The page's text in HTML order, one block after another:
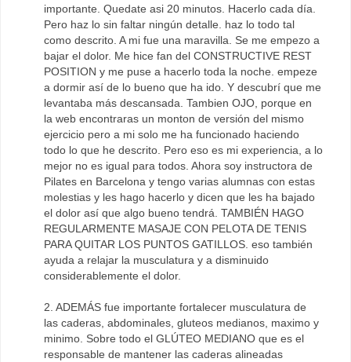
importante. Quedate asi 20 minutos. Hacerlo cada día.
Pero haz lo sin faltar ningún detalle. haz lo todo tal
como descrito. A mi fue una maravilla. Se me empezo a
bajar el dolor. Me hice fan del CONSTRUCTIVE REST
POSITION y me puse a hacerlo toda la noche. empeze
a dormir así de lo bueno que ha ido. Y descubrí que me
levantaba más descansada. Tambien OJO, porque en
la web encontraras un monton de versión del mismo
ejercicio pero a mi solo me ha funcionado haciendo
todo lo que he descrito. Pero eso es mi experiencia, a lo
mejor no es igual para todos. Ahora soy instructora de
Pilates en Barcelona y tengo varias alumnas con estas
molestias y les hago hacerlo y dicen que les ha bajado
el dolor así que algo bueno tendrá. TAMBIÉN HAGO
REGULARMENTE MASAJE CON PELOTA DE TENIS
PARA QUITAR LOS PUNTOS GATILLOS. eso también
ayuda a relajar la musculatura y a disminuido
considerablemente el dolor.
2. ADEMÁS fue importante fortalecer musculatura de
las caderas, abdominales, gluteos medianos, maximo y
minimo. Sobre todo el GLÚTEO MEDIANO que es el
responsable de mantener las caderas alineadas